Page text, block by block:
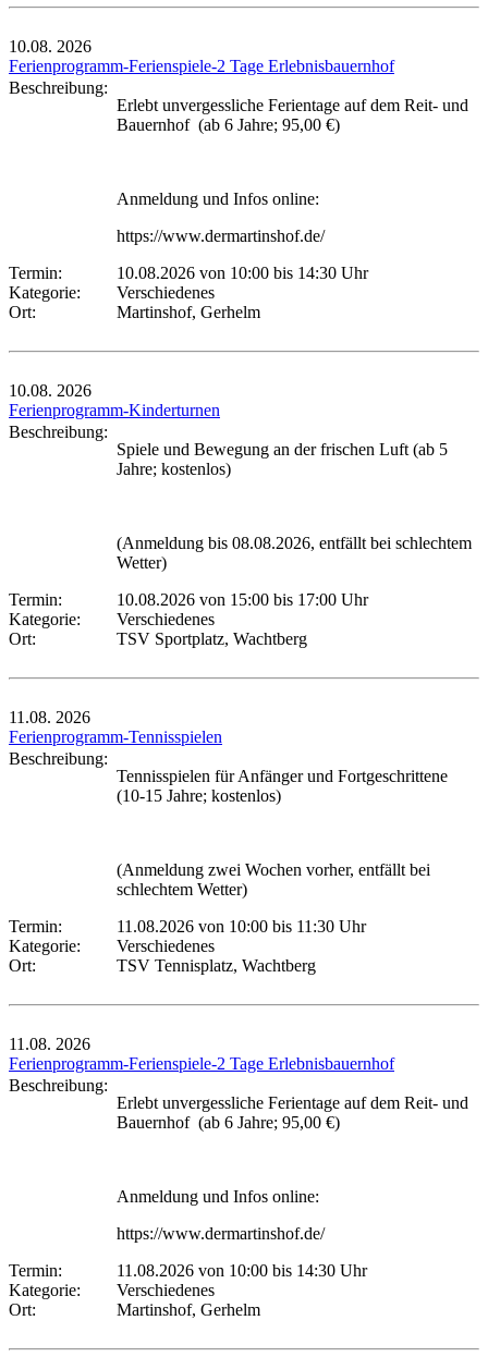
10.08. 2026
Ferienprogramm-Ferienspiele-2 Tage Erlebnisbauernhof
Beschreibung:
Erlebt unvergessliche Ferientage auf dem Reit- und
Bauernhof (ab 6 Jahre; 95,00 €)
Anmeldung und Infos online:
https://www.dermartinshof.de/
Termin:
10.08.2026 von 10:00 bis 14:30 Uhr
Kategorie:
Verschiedenes
Ort:
Martinshof, Gerhelm
10.08. 2026
Ferienprogramm-Kinderturnen
Beschreibung:
Spiele und Bewegung an der frischen Luft (ab 5
Jahre; kostenlos)
(Anmeldung bis 08.08.2026, entfällt bei schlechtem
Wetter)
Termin:
10.08.2026 von 15:00 bis 17:00 Uhr
Kategorie:
Verschiedenes
Ort:
TSV Sportplatz, Wachtberg
11.08. 2026
Ferienprogramm-Tennisspielen
Beschreibung:
Tennisspielen für Anfänger und Fortgeschrittene
(10-15 Jahre; kostenlos)
(Anmeldung zwei Wochen vorher, entfällt bei
schlechtem Wetter)
Termin:
11.08.2026 von 10:00 bis 11:30 Uhr
Kategorie:
Verschiedenes
Ort:
TSV Tennisplatz, Wachtberg
11.08. 2026
Ferienprogramm-Ferienspiele-2 Tage Erlebnisbauernhof
Beschreibung:
Erlebt unvergessliche Ferientage auf dem Reit- und
Bauernhof (ab 6 Jahre; 95,00 €)
Anmeldung und Infos online:
https://www.dermartinshof.de/
Termin:
11.08.2026 von 10:00 bis 14:30 Uhr
Kategorie:
Verschiedenes
Ort:
Martinshof, Gerhelm